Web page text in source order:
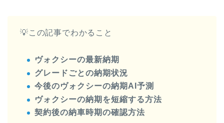
💡この記事でわかること
ヴォクシーの最新納期
グレードごとの納期状況
今後のヴォクシーの納期AI予測
ヴォクシーの納期を短縮する方法
契約後の納車時期の確認方法